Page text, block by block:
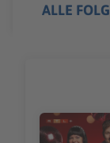
ALLE
Audiotitel -